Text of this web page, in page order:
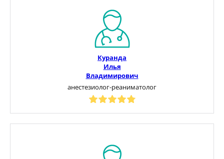
Куранда
Илья
Владимирович
анестезиолог-реаниматолог